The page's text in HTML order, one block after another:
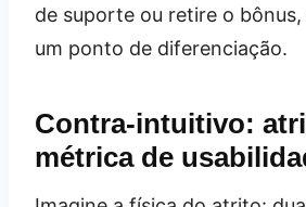
de suporte ou retire o
um ponto de diferenciação.
Contra‑intuitivo:
métrica de